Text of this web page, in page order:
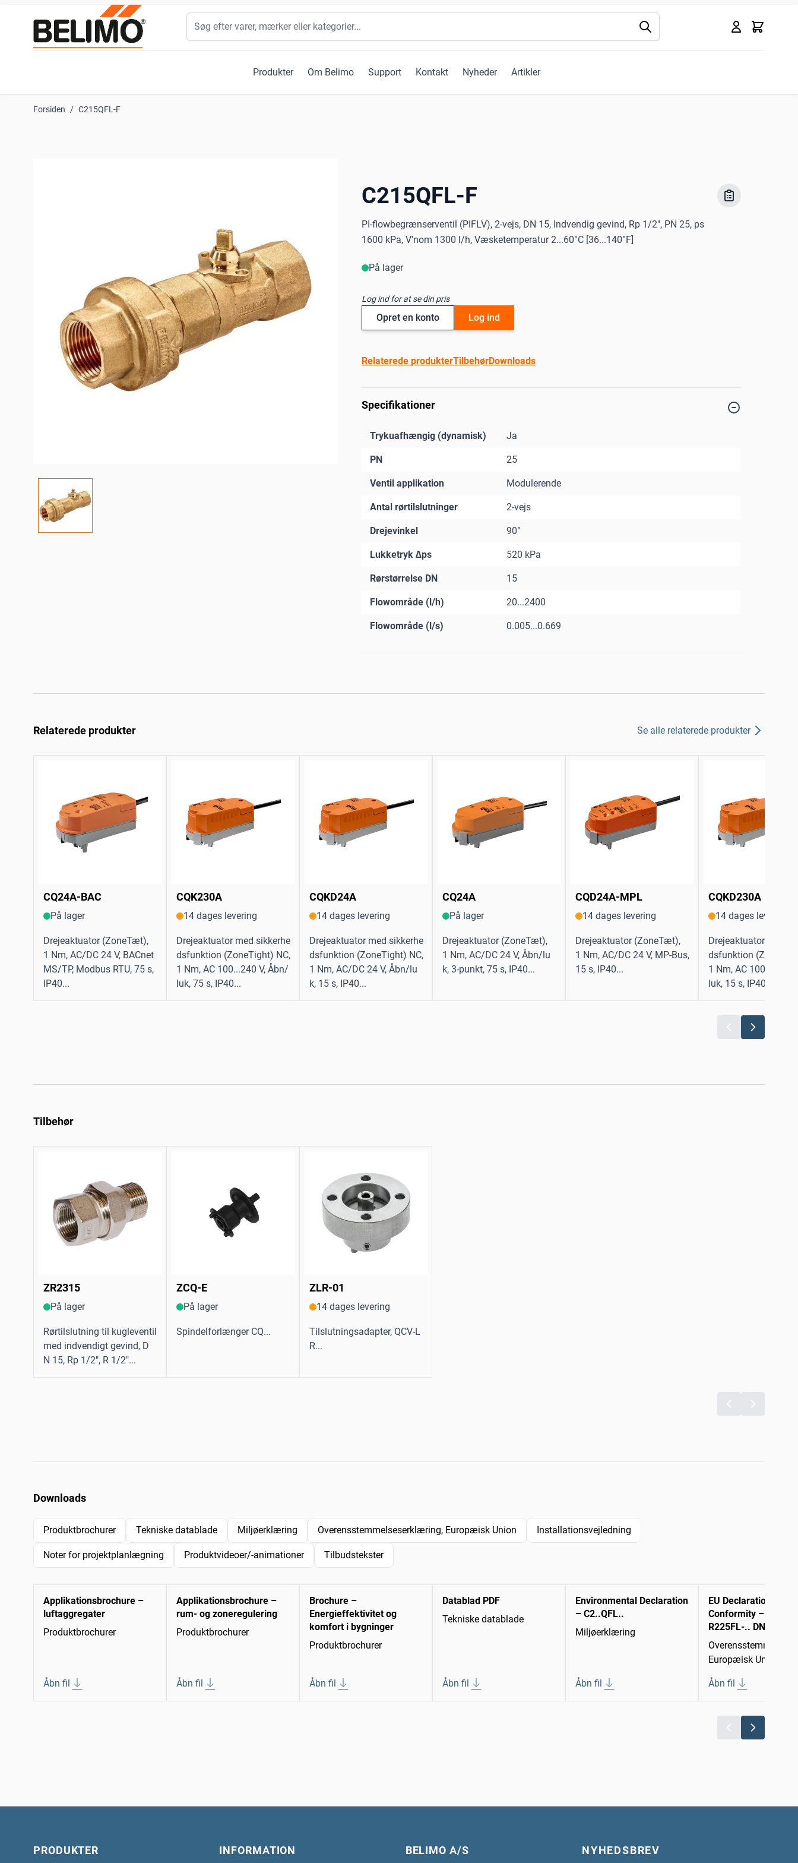
Produkter Om Belimo Support Kontakt Nyheder Artikler
Kurv
Søg
Forsiden / C215QFL-F
C215QFL-F
PI-flowbegrænserventil (PIFLV), 2-vejs, DN 15, Indvendig gevind, Rp 1/2", PN 25, ps
1600 kPa, V'nom 1300 l/h, Væsketemperatur 2...60°C [36...140°F]
På lager
Log ind for at se din pris
Opret en konto Log ind
Relaterede produkterTilbehørDownloads
Specifikationer
Trykuafhængig (dynamisk) Ja
PN 25
Ventil applikation Modulerende
Antal rørtilslutninger 2-vejs
Drejevinkel 90°
Lukketryk ∆ps 520 kPa
Rørstørrelse DN 15
Flowområde (l/h) 20...2400
Flowområde (l/s) 0.005...0.669
Relaterede produkter Se alle relaterede produkter
CQ24A-BAC
På lager
Drejeaktuator (ZoneTæt),
1 Nm, AC/DC 24 V, BACnet
MS/TP, Modbus RTU, 75 s,
IP40...
CQK230A
14 dages levering
Drejeaktuator med sikkerhe
dsfunktion (ZoneTight) NC,
1 Nm, AC 100...240 V, Åbn/
luk, 75 s, IP40...
CQKD24A
14 dages levering
Drejeaktuator med sikkerhe
dsfunktion (ZoneTight) NC,
1 Nm, AC/DC 24 V, Åbn/lu
k, 15 s, IP40...
CQ24A
På lager
Drejeaktuator (ZoneTæt),
1 Nm, AC/DC 24 V, Åbn/lu
k, 3-punkt, 75 s, IP40...
CQD24A-MPL
14 dages levering
Drejeaktuator (ZoneTæt),
1 Nm, AC/DC 24 V, MP-Bus,
15 s, IP40...
CQKD230A
14 dages levering
Drejeaktuator med
dsfunktion
1 Nm, AC 100...240
luk, 15 s, IP40...
Tilbehør
ZR2315
På lager
Rørtilslutning til kugleventil
med indvendigt gevind, D
N 15, Rp 1/2", R 1/2"...
ZCQ-E
På lager
Spindelforlænger CQ...
ZLR-01
14 dages levering
Tilslutningsadapter, QCV-L
R...
Downloads
Produktbrochurer Tekniske datablade Miljøerklæring Overensstemmelseserklæring, Europæisk Union Installationsvejledning
Noter for projektplanlægning Produktvideoer/-animationer Tilbudstekster
Applikationsbrochure –
luftaggregater
Produktbrochurer
Åbn fil
Applikationsbrochure –
rum- og zoneregulering
Produktbrochurer
Åbn fil
Brochure –
Energieffektivitet og
komfort i bygninger
Produktbrochurer
Åbn fil
Datablad PDF
Tekniske datablade
Åbn fil
Environmental Declaration
– C2..QFL..
Miljøerklæring
Åbn fil
EU Declaration of
Conformity –
R225FL-.. DN 15...25
Europæisk Union
Åbn fil
PRODUKTER INFORMATION BELIMO A/S NYHEDSBREV